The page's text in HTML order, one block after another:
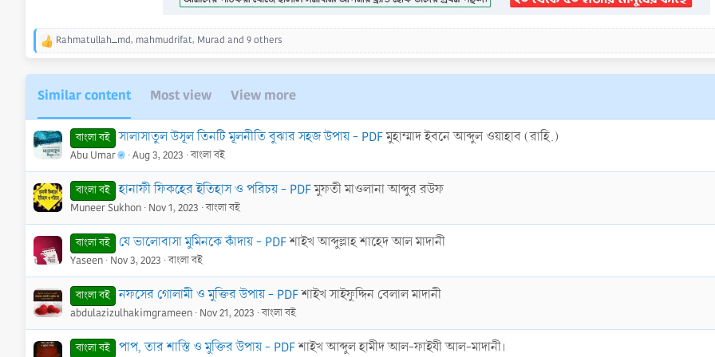
R
a
c
t
i
o
n
s
:
Rahmatullah_md, mahmudrifat, Murad and 9 others
Similar content Most view View more
বাংলা বই সালাসাতুল উসূল তিনটি মূলনীতি বুঝার সহজ উপায় - PDFমুহাম্মাদ ইবনে আব্দুল ওয়াহাব (রাহি.)
Abu Umar Aug 3, 2023 বাংলা বই
বাংলা বই হানাফী ফিকহের ইতিহাস ও পরিচয় - PDFমুফতী মাওলানা আব্দুর রউফ
Muneer Sukhon Nov 1, 2023 বাংলা বই
বাংলা বই যে ভালোবাসা মুমিনকে কাঁদায় - PDFশাইখ আব্দুল্লাহ শাহেদ আল মাদানী
Yaseen Nov 3, 2023 বাংলা বই
বাংলা বই নফসের গোলামী ও মুক্তির উপায় - PDFশাইখ সাইফুদ্দিন বেলাল মাদানী
abdulazizulhakimgrameen Nov 21, 2023 বাংলা বই
বাংলা বই পাপ, তার শাস্তি ও মুক্তির উপায় - PDFশাইখ আব্দুল হামীদ আল-ফাইযী আল-মাদানী।